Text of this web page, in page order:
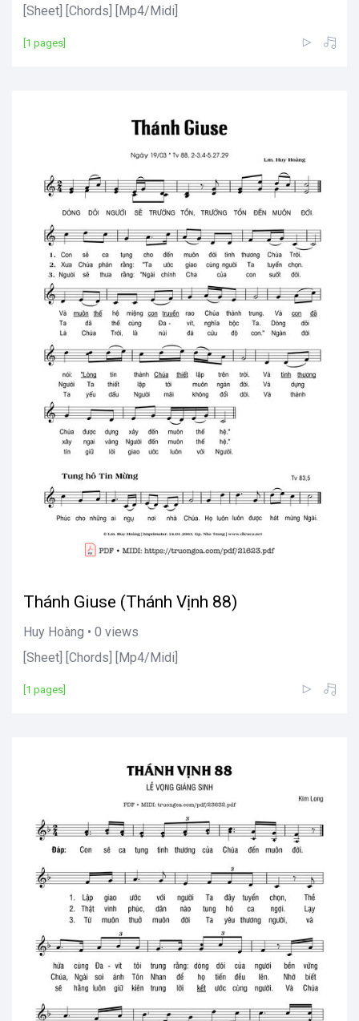
[Sheet] [Chords] [Mp4/Midi]
[1 pages]
Thánh Giuse (Thánh Vịnh 88)
Huy Hoàng • 0 views
[Sheet] [Chords] [Mp4/Midi]
[1 pages]